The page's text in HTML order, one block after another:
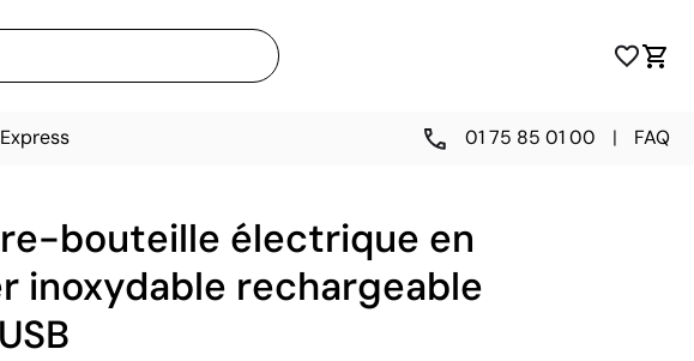
Express 01 75 85 01 00 | FAQ
bouteille électrique en
inoxydable rechargeable